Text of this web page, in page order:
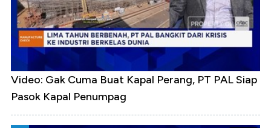
Video: Gak Cuma Buat Kapal Perang, PT PAL Siap
Pasok Kapal Penumpag